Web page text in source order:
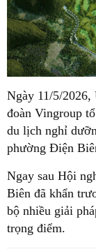
Ngày 11/5/
đoàn Vingroup
du lịch nghỉ
phường Điện
Ngay sau Hội
Biên đã khẩn
bộ nhiều giải
trọng điểm.